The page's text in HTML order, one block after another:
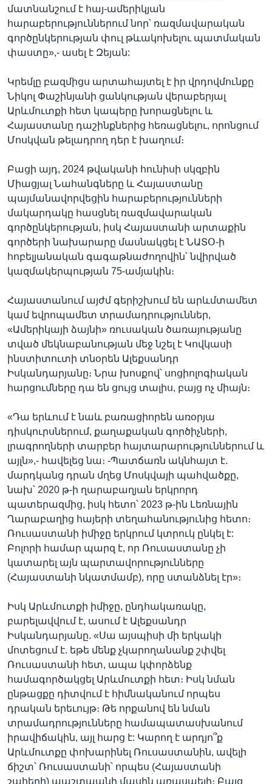
մատնանշում է հայ-ամերիկյան
հարաբերություններում նոր՝ ռազմավարական
գործընկերության փուլ թևակոխելու պատմական
փաստը»,- ասել է Զեյան:
Կրեմլը բազմիցս արտահայտել է իր վրդովմունքը
Նիկոլ Փաշինյանի ցանկության վերաբերյալ
Արևմուտքի հետ կապերը խորացնելու և
Հայաստանը դաշինքներից հեռացնելու, որոնցում
Մոսկվան թելադրող դեր է խաղում։
Բացի այդ, 2024 թվականի հունիսի սկզբին
Միացյալ Նահանգները և Հայաստանը
պայմանավորվեցին հարաբերությունների
մակարդակը հասցնել ռազմավարական
գործընկերության, իսկ Հայաստանի արտաքին
գործերի նախարարը մասնակցել է ՆԱՏՕ-ի
հոբելյանական գագաթնաժողովին՝ նվիրված
կազմակերպության 75-ամյակին։
Հայաստանում այժմ գերիշխում են արևմտամետ
կամ եվրոպամետ տրամադրություններ,
«Ամերիկայի ձայնի» ռուսական ծառայությանը
տված մեկնաբանության մեջ նշել է Կովկասի
ինստիտուտի տնօրեն Ալեքսանդր
Իսկանդարյանը։ Նրա խոսքով՝ սոցիոլոգիական
հարցումները դա են ցույց տալիս, բայց ոչ միայն։
«Դա երևում է նաև բառացիորեն առօրյա
դիսկուրսներում, քաղաքական գործիչների,
լրագրողների տարբեր հայտարարություններում և
այլն»,- հավելեց նա։ -Պատճառն ակնհայտ է.
մարդկանց դրան մղեց Մոսկվայի պահվածքը,
նախ՝ 2020 թ-ի ղարաբաղյան երկրորդ
պատերազմից, իսկ հետո՝ 2023 թ-ին Լեռնային
Ղարաբաղից հայերի տեղահանությունից հետո։
Ռուսաստանի իմիջը երկրում կտրուկ ընկել է:
Բոլորի համար պարզ է, որ Ռուսաստանը չի
կատարել այն պարտավորությունները
(Հայաստանի նկատմամբ), որը ստանձնել էր»։
Իսկ Արևմուտքի իմիջը, ընդհակառակը,
բարելավվում է, ասում է Ալեքսանդր
Իսկանդարյանը. «Սա այսպիսի մի երկակի
մոտեցում է. եթե մենք չկարողանանք շփվել
Ռուսաստանի հետ, ապա կփորձենք
համագործակցել Արևմուտքի հետ։ Իսկ նման
ընթացքը դիտվում է հիմնականում որպես
դրական երեւույթ։ Թե որքանով են նման
տրամադրությունները համապատասխանում
իրավիճակին, այլ հարց է: Կարող է արդյո՞ք
Արևմուտքը փոխարինել Ռուսաստանին, ավելի
ճիշտ՝ Ռուսաստանի՝ որպես (Հայաստանի
շահերի) պաշտպանի մասին առասպելի։ Բայց